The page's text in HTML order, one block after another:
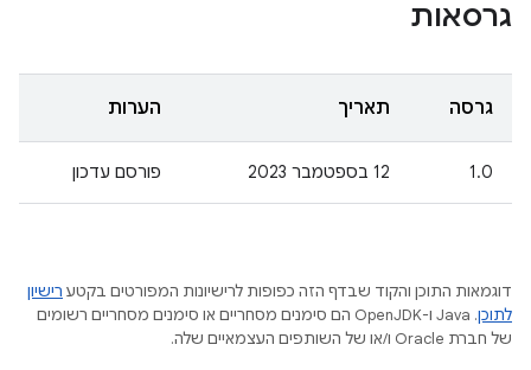
גרסאות
גרסה תאריך הערות
1.0 12 בספטמבר 2023 פורסם עדכון
דוגמאות התוכן והקוד שבדף הזה כפופות לרישיונות המפורטים בקטע רישיון
לתוכן
.‏ Java ו-OpenJDK הם סימנים מסחריים או סימנים מסחריים רשומים
של חברת Oracle ו/או של השותפים העצמאיים שלה.